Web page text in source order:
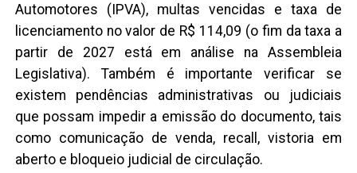
Automotores (IPVA), multas vencidas e taxa de
licenciamento no valor de R$ 114,09 (o fim da taxa a
partir de 2027 está em análise na Assembleia
Legislativa). Também é importante verificar se
existem pendências administrativas ou judiciais
que possam impedir a emissão do documento, tais
como comunicação de venda, recall, vistoria em
aberto e bloqueio judicial de circulação.